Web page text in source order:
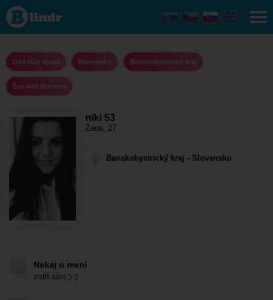
niki 53 - Ona
išče njega
Banskobystrický
kraj - Žiar nad
Ona išče njega Slovensko Banskobystrický kraj
Žiar nad Hronom
niki 53
Žena, 27
Banskobystrický kraj - Slovensko
Nekaj o meni
zistíš såm ;) :)